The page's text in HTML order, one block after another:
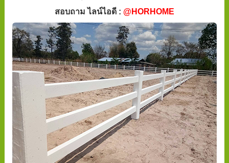
สอบถาม ไลน์ไอดี : @HORHOME